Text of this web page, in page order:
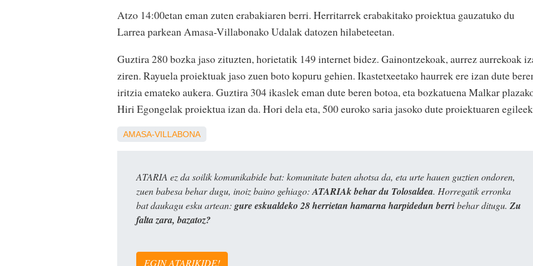
Atzo 14:00etan eman zuten erabakiaren berri. Herritarrek erabakitako proiektua gauzatuko du
Larrea parkean Amasa-Villabonako Udalak datozen hilabeteetan.
Guztira 280 bozka jaso zituzten, horietatik 149 internet bidez. Gainontzekoak, aurrez aurrekoak
ziren. Rayuela proiektuak jaso zuen boto kopuru gehien. Ikastetxeetako haurrek ere izan dute
iritzia emateko aukera. Guztira 304 ikaslek eman dute beren botoa, eta bozkatuena Malkar
Hiri Egongelak proiektua izan da. Hori dela eta, 500 euroko saria jasoko dute proiektuaren
AMASA-VILLABONA
ATARIA ez da soilik komunikabide bat: komunitate baten ahotsa da, eta urte hauen guztien ondoren,
zuen babesa behar dugu, inoiz baino gehiago: ATARIAk behar du Tolosaldea. Horregatik erronka
bat daukagu esku artean: gure eskualdeko 28 herrietan hamarna harpidedun berribehar ditugu. Zu
falta zara, bazatoz?
EGIN ATARIKIDE!